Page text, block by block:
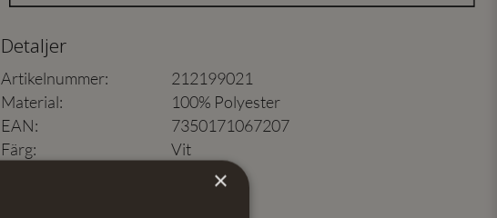
Detaljer
Artikelnummer:
212199021
Material:
100% Polyester
EAN:
7350171067207
Färg: Vit
×